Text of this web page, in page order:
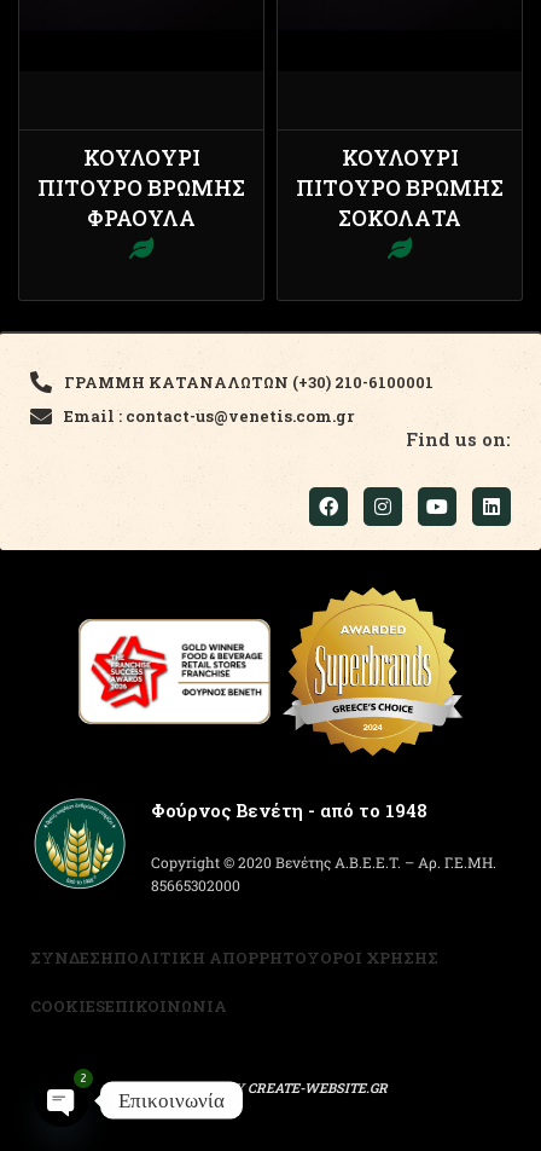
ΚΟΥΛΟΎΡΙ
ΠΊΤΟΥΡΟ ΒΡΏΜΗΣ
ΦΡΆΟΥΛΑ
ΚΟΥΛΟΎΡΙ
ΠΊΤΟΥΡΟ ΒΡΏΜΗΣ
ΣΟΚΟΛΆΤΑ
ΓΡΑΜΜΗ ΚΑΤΑΝΑΛΩΤΩΝ (+30) 210-6100001
Email : contact-us@venetis.com.gr
Find us on:
Φούρνος Βενέτη - από το 1948
Copyright © 2020 Βενέτης Α.Β.Ε.Ε.Τ. – Αρ. Γ.Ε.ΜΗ.
85665302000
ΣΥΝΔΕΣΗΠΟΛΙΤΙΚΗ ΑΠΟΡΡΗΤΟΥΟΡΟΙ ΧΡΗΣΗΣ
COOKIESΕΠΙΚΟΙΝΩΝΙΑ
POWERED BY CREATE-WEBSITE.GR
Επικοινωνία
2